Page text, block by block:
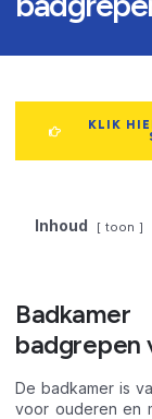
KLIK
Inhoud toon
badgrepen
De badkamer is
voor ouderen en